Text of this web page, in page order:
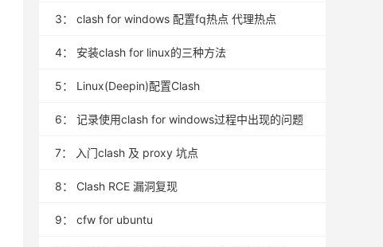
3： clash for windows 配置fq热点 代理热点
4： 安装clash for linux的三种方法
5： Linux(Deepin)配置Clash
6： 记录使用clash for windows过程中出现的问题
7： 入门clash 及 proxy 坑点
8： Clash RCE 漏洞复现
9： cfw for ubuntu